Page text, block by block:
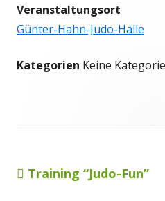
Veranstaltungsort
Günter-Hahn-Judo-Halle
Kategorien Keine
Beitragsnavigation
Vorheriger
Training “Judo-Fun”